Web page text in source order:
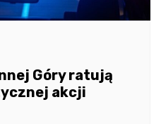
Góry ratują
akcji